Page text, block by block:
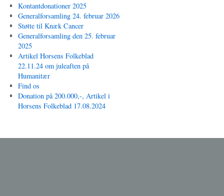
Kontantdonationer 2025
Generalforsamling 24. februar 2026
Støtte til Knæk Cancer
Generalforsamling den 25. februar
2025
Artikel Horsens Folkeblad
22.11.24 om juleaften på
Humanitær
Find os
Donation på 200.000,-, Artikel i
Horsens Folkeblad 17.08.2024